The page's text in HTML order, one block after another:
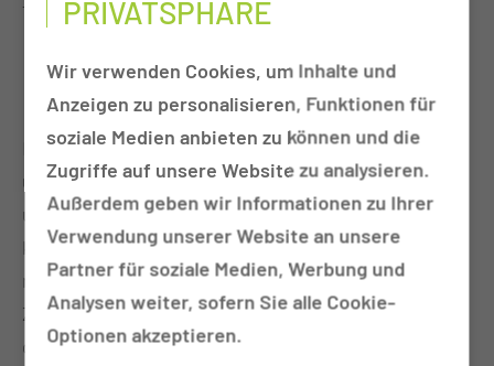
folgende Behandlungen:
Korrektur des vergrabenen Penis
Penisvergrößerung /-verdickung
Der vergrabene Penis ist oft mit einer Adipositas
und vermehrten Unterhautfettgewebe im Bauch-
und Schamhügelbereich vergesellschaftet. Hier
kommt je nach Ausprägungsgrad ein
mehrschrittiges Programm zur Anwendung.
Zunächst erfolgt eine Reduktion von Fettgewebe
durch Liposuction und ggf. Straffungsoperationen
PRIVATSPHÄRE
Wir verwenden Cookies, um Inhalte und
Anzeigen zu personalisieren, Funktionen für
soziale Medien anbieten zu können und die
Zugriffe auf unsere Website zu analysieren.
Außerdem geben wir Informationen zu Ihrer
Verwendung unserer Website an unsere
Partner für soziale Medien, Werbung und
Analysen weiter, sofern Sie alle Cookie-
Optionen akzeptieren.